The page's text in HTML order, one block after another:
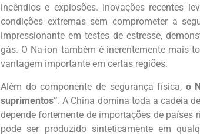
incêndios e explosões. Inovações recentes
condições extremas sem comprometer a
impressionante em testes de estresse,
gás. O Na-ion também é inerentemente mais
vantagem importante em certas regiões.
Além do componente de segurança física, o
suprimentos”. A China domina toda a cadeia
depende fortemente de importações de
pode ser produzido sinteticamente em